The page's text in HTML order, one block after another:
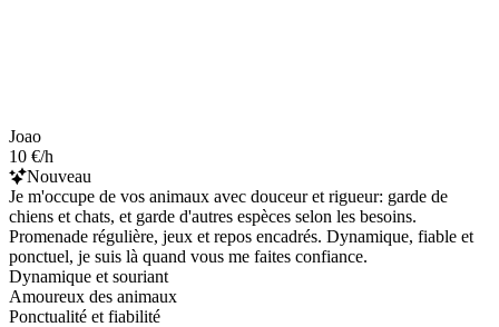
Joao
10 €/h
Nouveau
Je m'occupe de vos animaux avec douceur et rigueur: garde de
chiens et chats, et garde d'autres espèces selon les besoins.
Promenade régulière, jeux et repos encadrés. Dynamique, fiable et
ponctuel, je suis là quand vous me faites confiance.
Dynamique et souriant
Amoureux des animaux
Ponctualité et fiabilité